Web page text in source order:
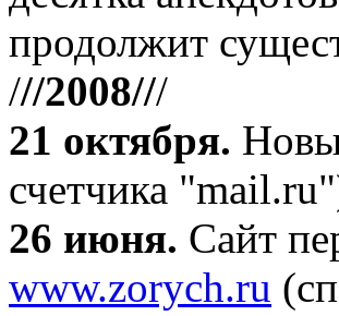
продолжит
///2008///
21 октября.
счетчика
26 июня. Сайт
www.zorych.ru